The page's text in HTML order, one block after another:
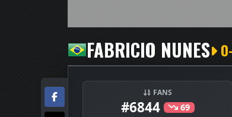
FABRICIO NUNES
FANS
#6844 69